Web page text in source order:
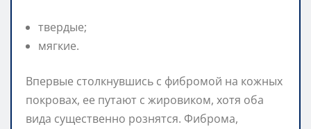
твердые;
мягкие.
Впервые столкнувшись с фибромой на кожных
покровах, ее путают с жировиком, хотя оба
вида существенно рознятся. Фиброма,